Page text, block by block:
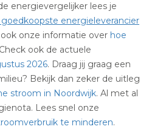
energievergelijker lees je
energieleverancier
onze informatie over hoe
Check ook de actuele
2026. Draag jij graag een
Bekijk dan zeker de uitleg
stroom in Noordwijk. Al met al
Lees snel onze
te minderen.